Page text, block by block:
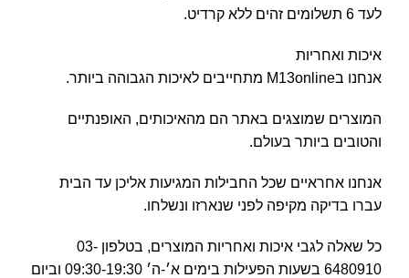
לעד 6 תשלומים זהים ללא קרדיט.
איכות ואחריות
אנחנו בM13online מתחייבים לאיכות הגבוהה ביותר.
המוצרים שמוצגים באתר הם מהאיכותים, האופנתיים
והטובים ביותר בעולם.
אנחנו אחראיים שכל החבילות המגיעות אליכן עד הבית
עברו בדיקה מקיפה לפני שנארזו ונשלחו.
כל שאלה לגבי איכות ואחריות המוצרים, בטלפון 03-
6480910 בשעות הפעילות בימים א׳-ה׳ 09:30-19:30 וביום